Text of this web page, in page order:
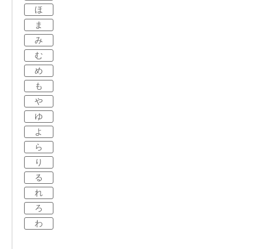
ほ
ま
み
む
め
も
や
ゆ
よ
ら
り
る
れ
ろ
わ